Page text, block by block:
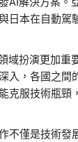
日本在自動駕
域扮演更加重
入，各國之間
克服技術瓶頸
不僅是技術發